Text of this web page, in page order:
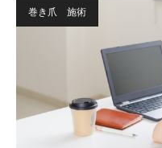
巻き爪 施術